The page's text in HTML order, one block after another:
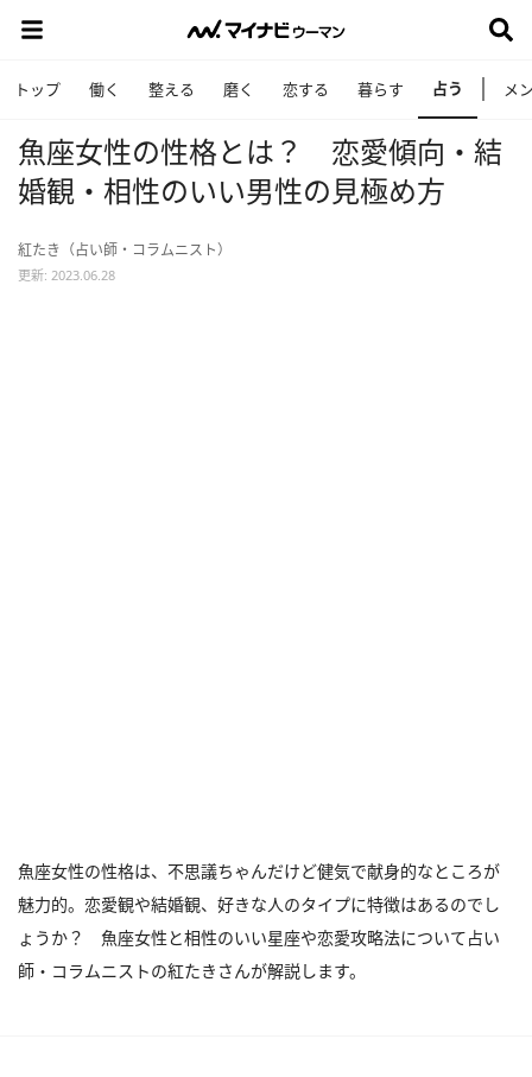
トップ 働く 整える 磨く 恋する 暮らす 占う メ
魚座女性の性格とは？ 恋愛傾向・結
婚観・相性のいい男性の見極め方
紅たき（占い師・コラムニスト）
更新: 2023.06.28
魚座女性の性格は、不思議ちゃんだけど健気で献身的なところが
魅力的。恋愛観や結婚観、好きな人のタイプに特徴はあるのでし
ょうか？ 魚座女性と相性のいい星座や恋愛攻略法について占い
師・コラムニストの紅たきさんが解説します。